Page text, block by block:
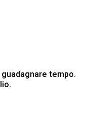
tempo.